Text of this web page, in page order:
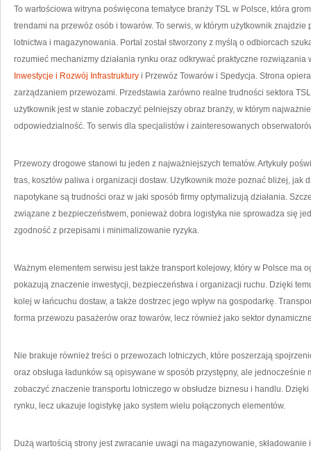
To wartościowa witryna poświęcona tematyce branży TSL w Polsce, która
trendami na przewóz osób i towarów. To serwis, w którym użytkownik znajdzie
lotnictwa i magazynowania. Portal został stworzony z myślą o odbiorcach
rozumieć mechanizmy działania rynku oraz odkrywać praktyczne
Inwestycje i Rozwój Infrastruktury i Przewóz Towarów i Spedycja. Strona
zarządzaniem przewozami. Przedstawia zarówno realne trudności sektora
użytkownik jest w stanie zobaczyć pełniejszy obraz branży, w którym
odpowiedzialność. To serwis dla specjalistów i zainteresowanych
Przewozy drogowe stanowi tu jeden z najważniejszych tematów. Artykuły
tras, kosztów paliwa i organizacji dostaw. Użytkownik może poznać bliżej, jak
napotykane są trudności oraz w jaki sposób firmy optymalizują działania.
związane z bezpieczeństwem, ponieważ dobra logistyka nie sprowadza się
zgodność z przepisami i minimalizowanie ryzyka.
Ważnym elementem serwisu jest także transport kolejowy, który w Polsce ma
pokazują znaczenie inwestycji, bezpieczeństwa i organizacji ruchu. Dzięki
kolej w łańcuchu dostaw, a także dostrzec jego wpływ na gospodarkę.
forma przewozu pasażerów oraz towarów, lecz również jako sektor
Nie brakuje również treści o przewozach lotniczych, które poszerzają
oraz obsługa ładunków są opisywane w sposób przystępny, ale jednocześnie
zobaczyć znaczenie transportu lotniczego w obsłudze biznesu i handlu.
rynku, lecz ukazuje logistykę jako system wielu połączonych elementów.
Dużą wartością strony jest zwracanie uwagi na magazynowanie,